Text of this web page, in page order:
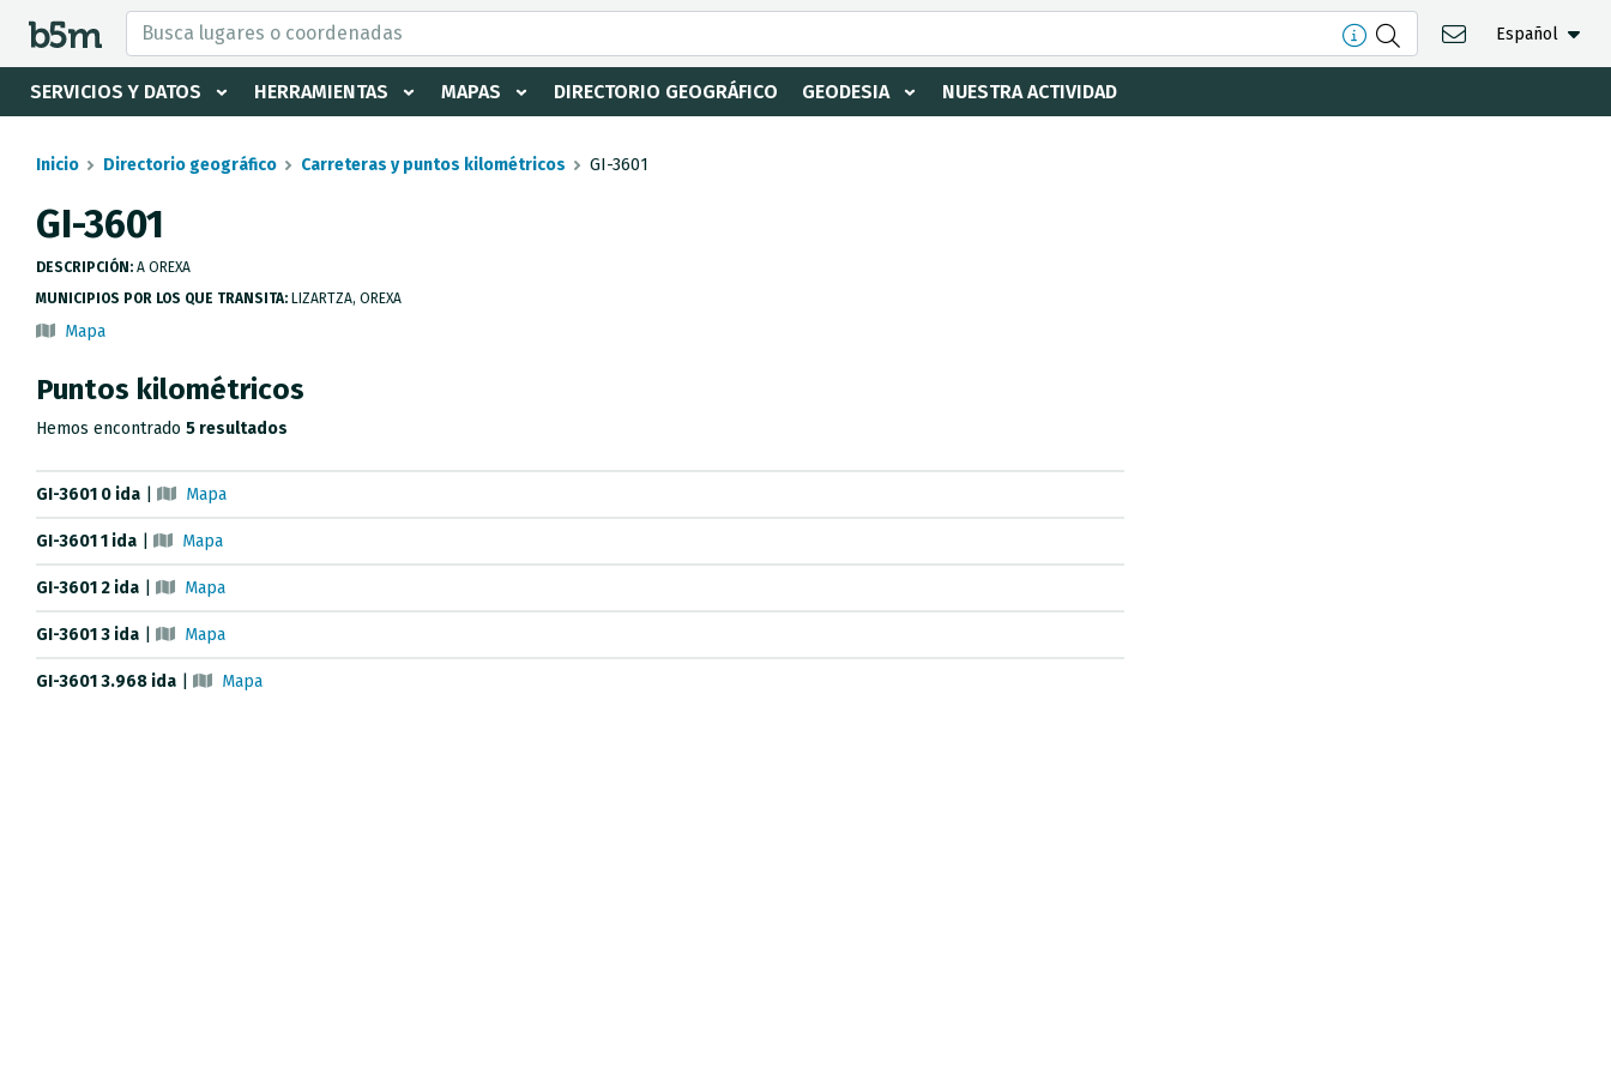
Español
SERVICIOS Y DATOS HERRAMIENTAS MAPAS DIRECTORIO GEOGRÁFICO GEODESIA NUESTRA ACTIVIDAD
Buscador y directorio
Inicio Directorio geográfico Carreteras y puntos kilométricos GI-3601
GI-3601
DESCRIPCIÓN: A OREXA
MUNICIPIOS POR LOS QUE TRANSITA: LIZARTZA, OREXA
Mapa
Puntos kilométricos
Hemos encontrado 5 resultados
GI-3601 0 ida Mapa
GI-3601 1 ida Mapa
GI-3601 2 ida Mapa
GI-3601 3 ida Mapa
GI-3601 3.968 ida Mapa